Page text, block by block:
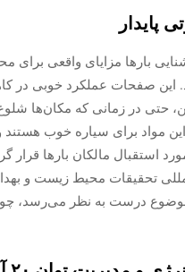
پایدار
بارها مزایای واقعی
صفحات عملکرد خوبی در
حتی در زمانی که مکان‌ها شلوغ
مواد برای سیاره خوب
استقبال مالکان بارها قرار
درست به نظر می‌رسد،